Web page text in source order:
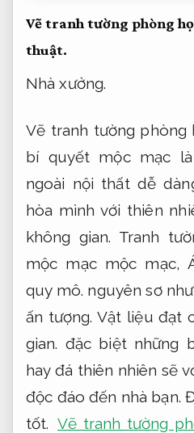
Vẽ tranh tường phòng
thuật.
Nhà xưởng.
Vẽ tranh tường phòng
bí quyết mộc mạc
ngoài nội thất dễ
hòa mình với thiên
không gian. Tranh
mộc mạc mộc mạc,
quy mô. nguyên sơ
ấn tượng.Vật liệu đạt
gian. đặc biệt những
hay đá thiên nhiên sẽ
độc đáo đến nhà bạn.
tốt. Vẽ tranh tường